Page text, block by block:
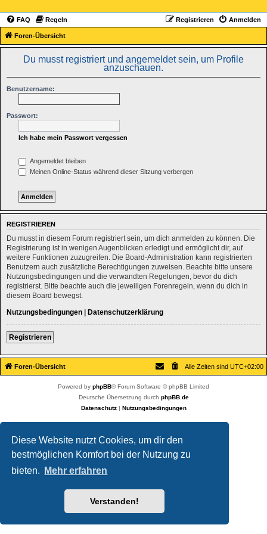
Diese Website nutzt Cookies, um dir den
bestmöglichen Komfort bei der Nutzung zu
bieten.
Mehr erfahren
Verstanden!
FAQ Regeln Anmelden
Registrieren
Foren-Übersicht
Du musst registriert und angemeldet sein, um Profile
anzuschauen.
Benutzername:
Passwort:
Ich habe mein Passwort vergessen
Angemeldet bleiben
Meinen Online-Status während dieser Sitzung verbergen
REGISTRIEREN
Du musst in diesem Forum registriert sein, um dich anmelden zu können. Die
Registrierung ist in wenigen Augenblicken erledigt und ermöglicht dir, auf
weitere Funktionen zuzugreifen. Die Board-Administration kann registrierten
Benutzern auch zusätzliche Berechtigungen zuweisen. Beachte bitte unsere
Nutzungsbedingungen und die verwandten Regelungen, bevor du dich
registrierst. Bitte beachte auch die jeweiligen Forenregeln, wenn du dich in
diesem Board bewegst.
Nutzungsbedingungen | Datenschutzerklärung
Registrieren
Foren-Übersicht Alle Zeiten sind UTC+02:00
Powered by phpBB® Forum Software © phpBB Limited
Deutsche Übersetzung durch phpBB.de
Datenschutz| Nutzungsbedingungen